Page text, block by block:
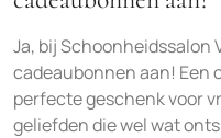
Ja, bij Schoonheidssalon
cadeaubonnen aan! Een
perfecte geschenk voor
geliefden die wel wat